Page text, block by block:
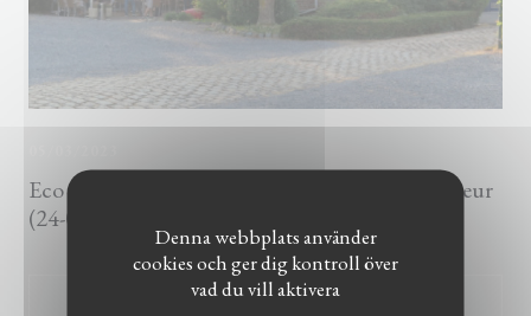
Denna webbplats använder
cookies och ger dig kontroll över
vad du vill aktivera
Eco 121 : Le Witloof : nouveau départ prometteur
(24-08-2018)
LÄS ARTIKELN((ÖPPNAS I ETT NYTT